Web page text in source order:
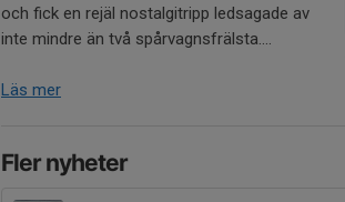
och fick en rejäl nostalgitripp ledsagade av
inte mindre än två spårvagnsfrälsta....
Läs mer
Fler nyheter